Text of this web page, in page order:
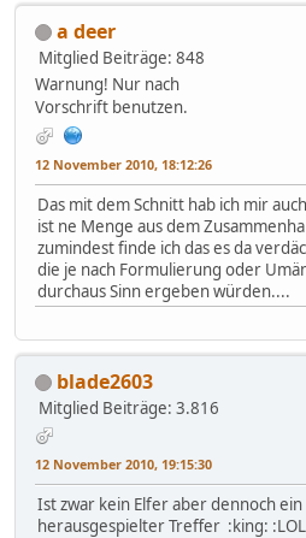
a deer
Mitglied Beiträge: 848
Warnung! Nur nach
Vorschrift benutzen.
12 November 2010, 18:12:26
Das mit dem Schnitt hab ich mir
ist ne Menge aus dem
zumindest finde ich das es da
die je nach Formulierung oder
durchaus Sinn ergeben würden....
blade2603
Mitglied Beiträge: 3.816
12 November 2010, 19:15:30
Ist zwar kein Elfer aber dennoch
herausgespielter Treffer :king: